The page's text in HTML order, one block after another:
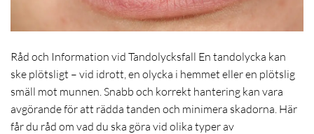
Råd och Information vid Tandolycksfall En tandolycka kan
ske plötsligt – vid idrott, en olycka i hemmet eller en plötslig
smäll mot munnen. Snabb och korrekt hantering kan vara
avgörande för att rädda tanden och minimera skadorna. Här
får du råd om vad du ska göra vid olika typer av